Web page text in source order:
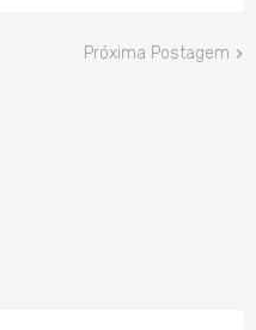
Próxima Postagem